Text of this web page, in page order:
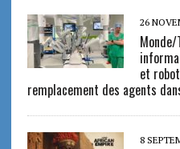
26
et
remplacement des agents
8